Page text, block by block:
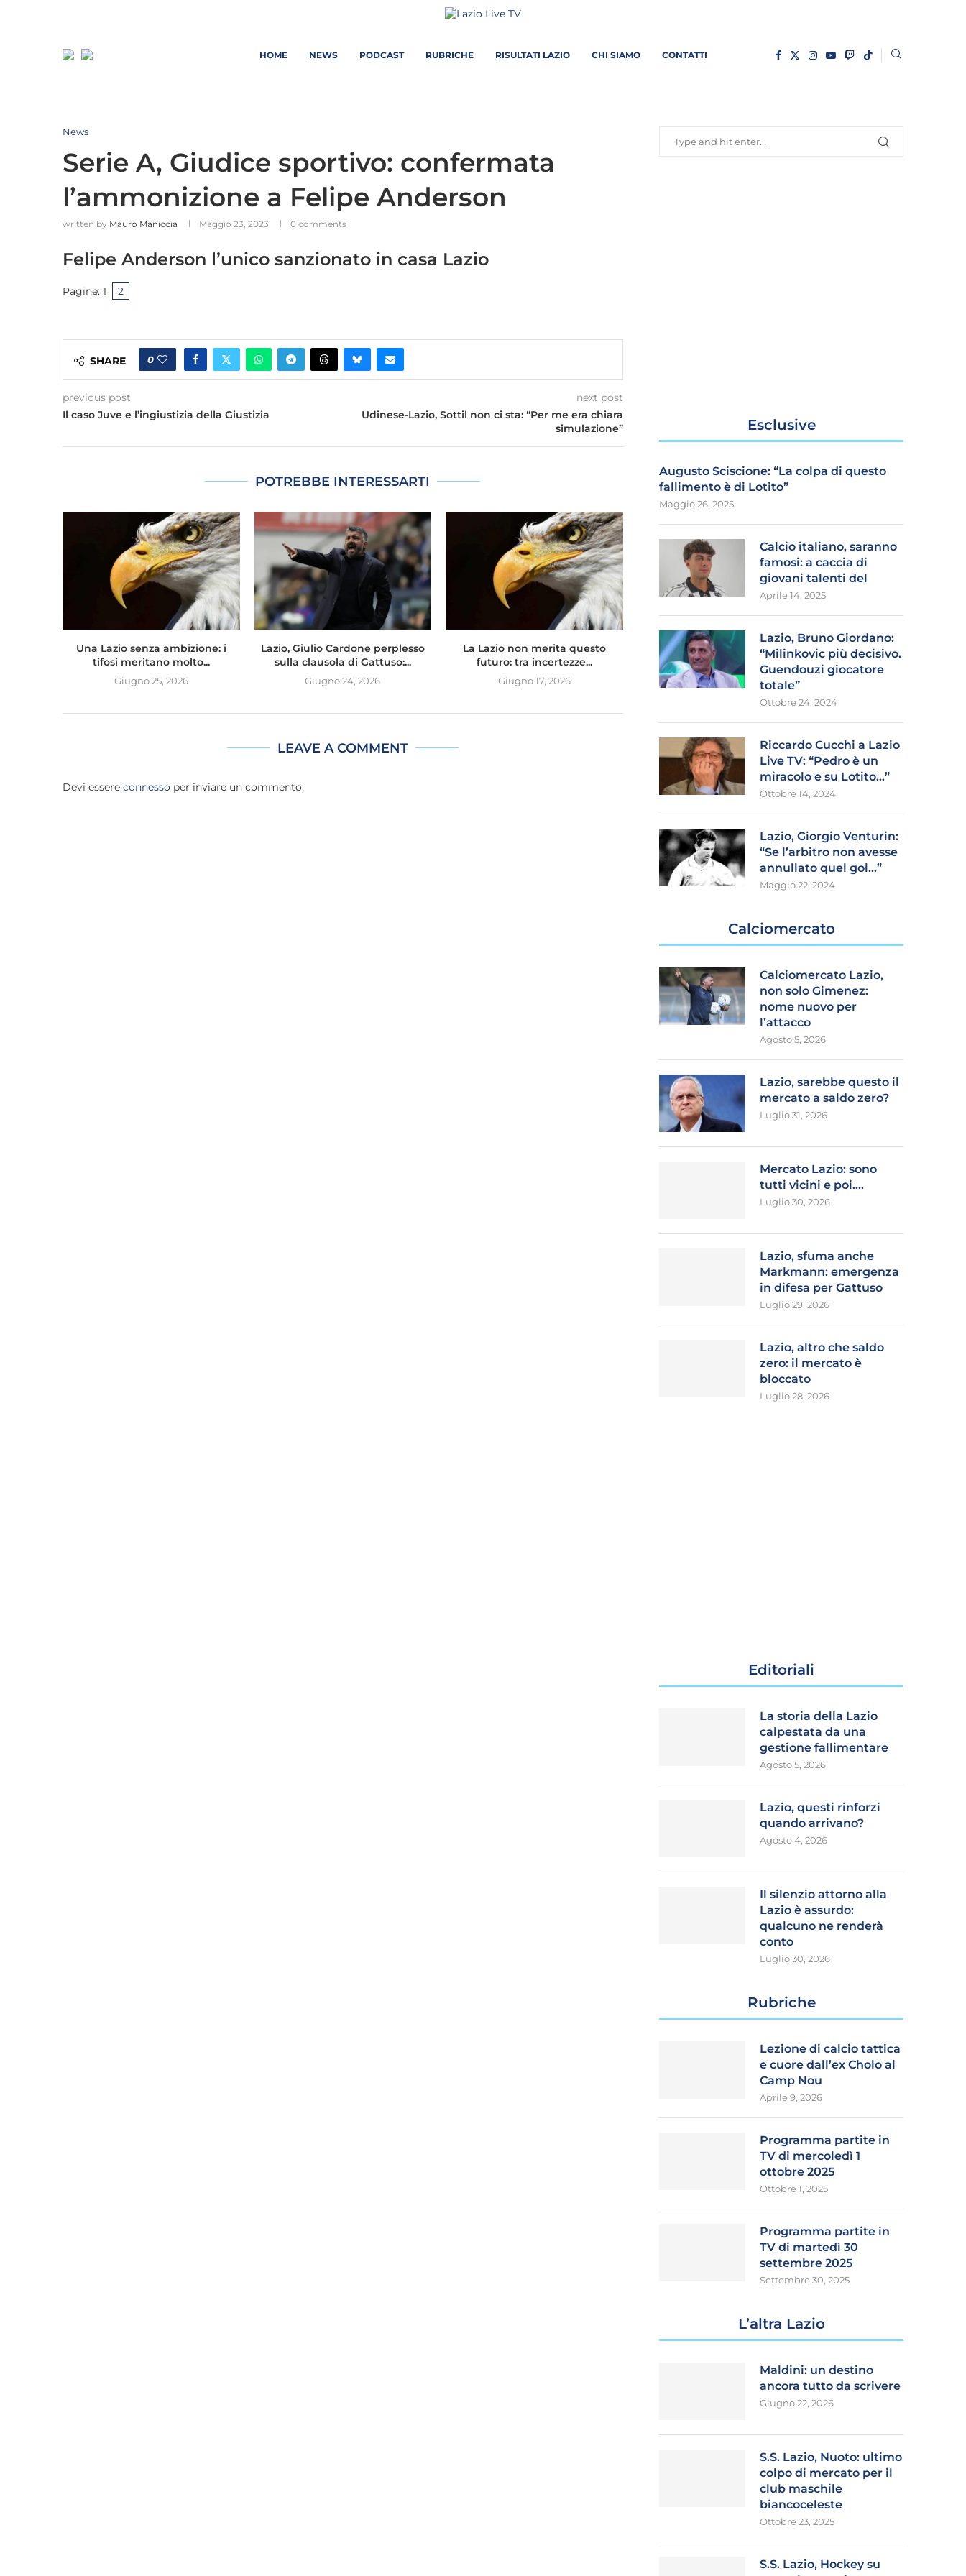
HOME NEWS PODCAST RUBRICHE RISULTATI LAZIO CHI SIAMO CONTATTI
News
Serie A, Giudice sportivo: confermata
l’ammonizione a Felipe Anderson
written by Mauro Maniccia Maggio 23, 2023 0 comments
Felipe Anderson l’unico sanzionato in casa Lazio
Pagine: 1 2
SHARE 0
previous post
Il caso Juve e l’ingiustizia della Giustizia
next post
Udinese-Lazio, Sottil non ci sta: “Per me era chiara
simulazione”
POTREBBE INTERESSARTI
Una Lazio senza ambizione: i
tifosi meritano molto...
Giugno 25, 2026
Lazio, Giulio Cardone perplesso
sulla clausola di Gattuso:...
Giugno 24, 2026
La Lazio non merita questo
futuro: tra incertezze...
Giugno 17, 2026
LEAVE A COMMENT
Devi essere connesso per inviare un commento.
Esclusive
Augusto Sciscione: “La colpa di questo
fallimento è di Lotito”
Maggio 26, 2025
Calcio italiano, saranno
famosi: a caccia di
giovani talenti del
Aprile 14, 2025
Lazio, Bruno Giordano:
“Milinkovic più decisivo.
Guendouzi giocatore
totale”
Ottobre 24, 2024
Riccardo Cucchi a Lazio
Live TV: “Pedro è un
miracolo e su Lotito…”
Ottobre 14, 2024
Lazio, Giorgio Venturin:
“Se l’arbitro non avesse
annullato quel gol…”
Maggio 22, 2024
Calciomercato
Calciomercato Lazio,
non solo Gimenez:
nome nuovo per
l’attacco
Agosto 5, 2026
Lazio, sarebbe questo il
mercato a saldo zero?
Luglio 31, 2026
Mercato Lazio: sono
tutti vicini e poi….
Luglio 30, 2026
Lazio, sfuma anche
Markmann: emergenza
in difesa per Gattuso
Luglio 29, 2026
Lazio, altro che saldo
zero: il mercato è
bloccato
Luglio 28, 2026
Editoriali
La storia della Lazio
calpestata da una
gestione fallimentare
Agosto 5, 2026
Lazio, questi rinforzi
quando arrivano?
Agosto 4, 2026
Il silenzio attorno alla
Lazio è assurdo:
qualcuno ne renderà
conto
Luglio 30, 2026
Rubriche
Lezione di calcio tattica
e cuore dall’ex Cholo al
Camp Nou
Aprile 9, 2026
Programma partite in
TV di mercoledì 1
ottobre 2025
Ottobre 1, 2025
Programma partite in
TV di martedì 30
settembre 2025
Settembre 30, 2025
L’altra Lazio
Maldini: un destino
ancora tutto da scrivere
Giugno 22, 2026
S.S. Lazio, Nuoto: ultimo
colpo di mercato per il
club maschile
biancoceleste
Ottobre 23, 2025
S.S. Lazio, Hockey su